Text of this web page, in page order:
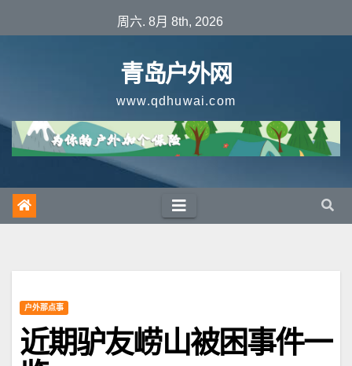
至
周六. 8月 8th, 2026
青岛户外网
www.qdhuwai.com
户外那点事
近期驴友崂山被困事件一